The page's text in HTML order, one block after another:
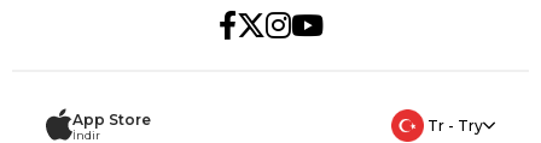
App Store
İndir
Tr - Try